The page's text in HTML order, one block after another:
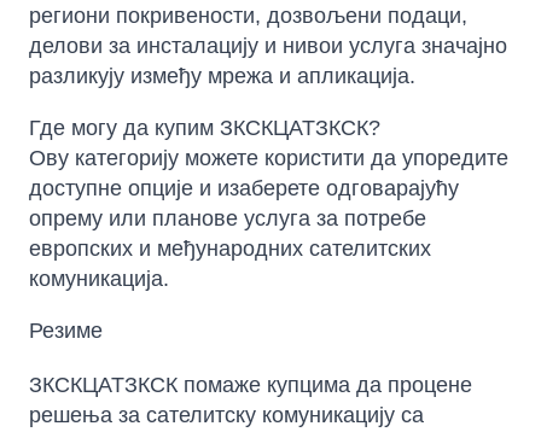
региони покривености, дозвољени подаци,
делови за инсталацију и нивои услуга значајно
разликују између мрежа и апликација.
Где могу да купим ЗКСКЦАТЗКСК?
Ову категорију можете користити да упоредите
доступне опције и изаберете одговарајућу
опрему или планове услуга за потребе
европских и међународних сателитских
комуникација.
Резиме
ЗКСКЦАТЗКСК помаже купцима да процене
решења за сателитску комуникацију са